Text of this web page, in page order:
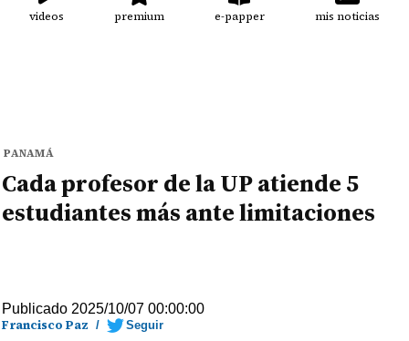
videos premium e-papper mis noticias
PANAMÁ
Cada profesor de la UP atiende 5
estudiantes más ante limitaciones
Publicado 2025/10/07 00:00:00
Francisco Paz / Seguir